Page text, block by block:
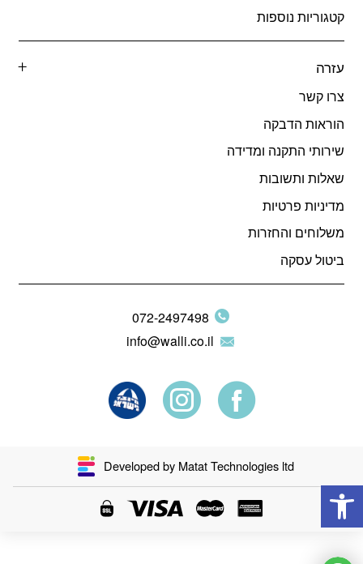
קטגוריות נוספות
עזרה
צרו קשר
הוראות הדבקה
שירותי התקנה ומדידה
שאלות ותשובות
מדיניות פרטיות
משלוחים והחזרות
ביטול עסקה
072-2497498
info@walli.co.il
Developed by Matat Technologies ltd
פתח סרגל נגישות